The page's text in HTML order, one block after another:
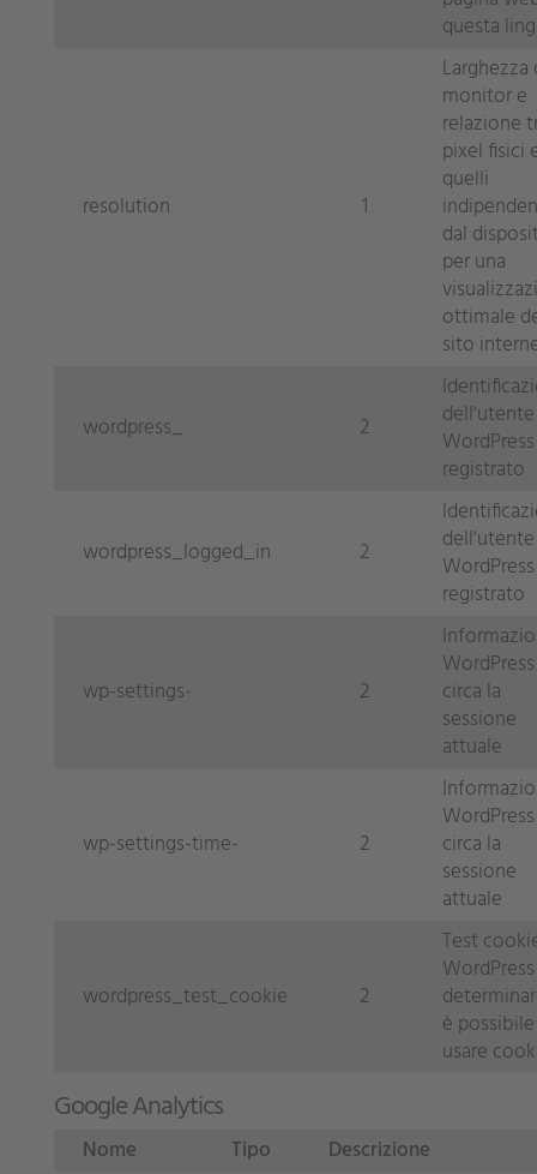
questa
resolution 1
Larghezza
monitor e
relazione
pixel fisici
quelli
dal
per una
ottimale
sito
wordpress_ 2
dell'utente
WordPress
registrato
wordpress_logged_in 2
dell'utente
WordPress
registrato
wp-settings- 2
WordPress
circa la
sessione
attuale
wp-settings-time- 2
WordPress
circa la
sessione
attuale
wordpress_test_cookie 2
Test
è possibile
usare
Google Analytics
Nome Tipo Descrizione